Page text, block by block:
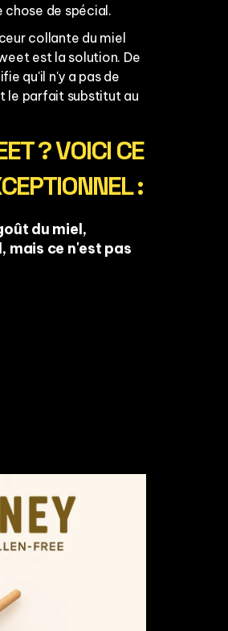
chose de spécial.
collante du miel
est la solution. De
qu'il n'y a pas de
le parfait substitut au
? VOICI CE
:
du miel,
mais ce n'est pas